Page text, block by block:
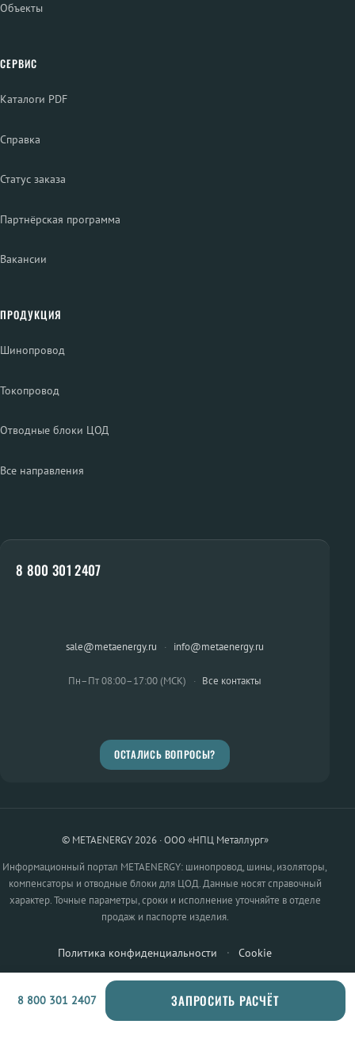
Объекты
СЕРВИС
Каталоги PDF
Справка
Статус заказа
Партнёрская программа
Вакансии
ПРОДУКЦИЯ
Шинопровод
Токопровод
Отводные блоки ЦОД
Все направления
8 800 301 2407
sale@metaenergy.ru · info@metaenergy.ru
Пн–Пт 08:00–17:00 (МСК) · Все контакты
ОСТАЛИСЬ ВОПРОСЫ?
© METAENERGY 2026 · ООО «НПЦ Металлург»
Информационный портал METAENERGY: шинопровод, шины, изоляторы,
компенсаторы и отводные блоки для ЦОД. Данные носят справочный
характер. Точные параметры, сроки и исполнение уточняйте в отделе
продаж и паспорте изделия.
Политика конфиденциальности · Cookie
8 800 301 2407 ЗАПРОСИТЬ РАСЧЁТ